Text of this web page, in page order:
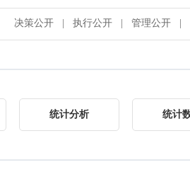
决策公开 执行公开 管理公开
统计分析 统计